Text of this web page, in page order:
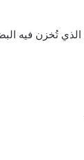
تُخزن فيه